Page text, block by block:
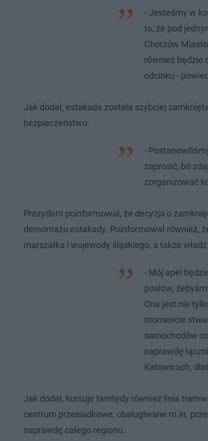
- Jesteśmy w
to, że pod
Chorzów
również będzie
odcinku -
Jak dodał, estakada została szybciej
bezpieczeństwo.
-
zaprosić, bo
zorganizować
Prezydent poinformował, że decyzja o
demontażu estakady. Poinformował również,
marszałka i wojewody śląskiego, a także
- Mój apel
posłów,
Ona jest nie
momencie
samochodów
naprawdę
Katowicach,
Jak dodał, kursuje tamtędy również linia
centrum przesiadkowe, obsługiwane m.in.
naprawdę całego regionu.